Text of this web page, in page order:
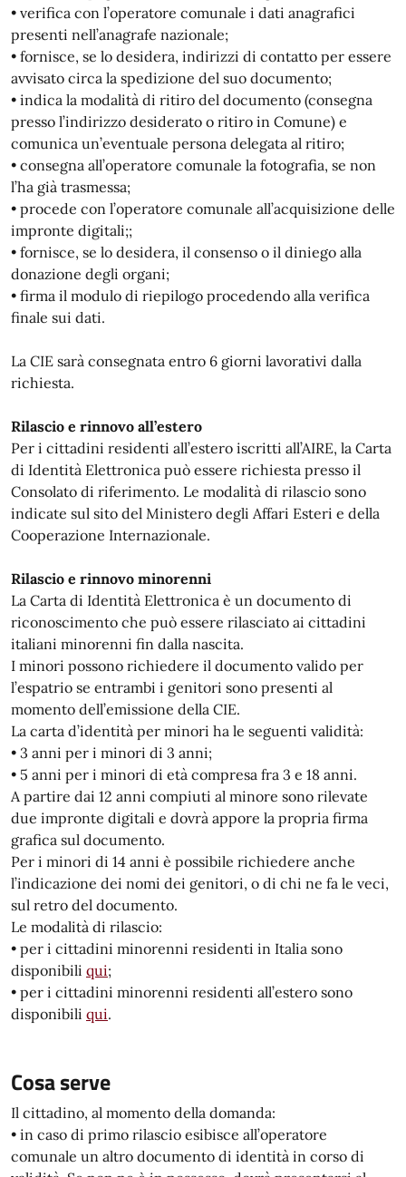
• verifica con l’operatore comunale i dati anagrafici
presenti nell’anagrafe nazionale;
• fornisce, se lo desidera, indirizzi di contatto per essere
avvisato circa la spedizione del suo documento;
• indica la modalità di ritiro del documento (consegna
presso l’indirizzo desiderato o ritiro in Comune) e
comunica un’eventuale persona delegata al ritiro;
• consegna all’operatore comunale la fotografia, se non
l’ha già trasmessa;
• procede con l’operatore comunale all’acquisizione delle
impronte digitali;;
• fornisce, se lo desidera, il consenso o il diniego alla
donazione degli organi;
• firma il modulo di riepilogo procedendo alla verifica
finale sui dati.
La CIE sarà consegnata entro 6 giorni lavorativi dalla
richiesta.
Rilascio e rinnovo all’estero
Per i cittadini residenti all’estero iscritti all’AIRE, la Carta
di Identità Elettronica può essere richiesta presso il
Consolato di riferimento. Le modalità di rilascio sono
indicate sul sito del Ministero degli Affari Esteri e della
Cooperazione Internazionale.
Rilascio e rinnovo minorenni
La Carta di Identità Elettronica è un documento di
riconoscimento che può essere rilasciato ai cittadini
italiani minorenni fin dalla nascita.
I minori possono richiedere il documento valido per
l’espatrio se entrambi i genitori sono presenti al
momento dell’emissione della CIE.
La carta d’identità per minori ha le seguenti validità:
• 3 anni per i minori di 3 anni;
• 5 anni per i minori di età compresa fra 3 e 18 anni.
A partire dai 12 anni compiuti al minore sono rilevate
due impronte digitali e dovrà appore la propria firma
grafica sul documento.
Per i minori di 14 anni è possibile richiedere anche
l’indicazione dei nomi dei genitori, o di chi ne fa le veci,
sul retro del documento.
Le modalità di rilascio:
• per i cittadini minorenni residenti in Italia sono
disponibili qui;
• per i cittadini minorenni residenti all’estero sono
disponibili qui.
Cosa serve
Il cittadino, al momento della domanda:
• in caso di primo rilascio esibisce all’operatore
comunale un altro documento di identità in corso di